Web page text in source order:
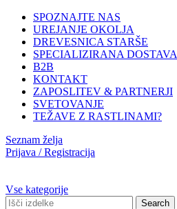
SPOZNAJTE NAS
UREJANJE OKOLJA
DREVESNICA STARŠE
SPECIALIZIRANA DOSTAVA
B2B
KONTAKT
ZAPOSLITEV & PARTNERJI
SVETOVANJE
TEŽAVE Z RASTLINAMI?
Seznam želja
Prijava / Registracija
Vse kategorije
Search